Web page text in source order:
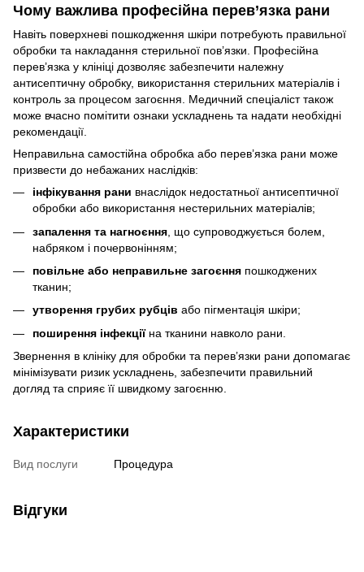
Чому важлива професійна перев’язка рани
Навіть поверхневі пошкодження шкіри потребують правильної
обробки та накладання стерильної пов’язки. Професійна
перев’язка у клініці дозволяє забезпечити належну
антисептичну обробку, використання стерильних матеріалів і
контроль за процесом загоєння. Медичний спеціаліст також
може вчасно помітити ознаки ускладнень та надати необхідні
рекомендації.
Неправильна самостійна обробка або перев’язка рани може
призвести до небажаних наслідків:
інфікування рани внаслідок недостатньої антисептичної
обробки або використання нестерильних матеріалів;
запалення та нагноєння , що супроводжується болем,
набряком і почервонінням;
повільне або неправильне загоєння пошкоджених
тканин;
утворення грубих рубців або пігментація шкіри;
поширення інфекціїна тканини навколо рани.
Звернення в клініку для обробки та перев’язки рани допомагає
мінімізувати ризик ускладнень, забезпечити правильний
догляд та сприяє її швидкому загоєнню.
Характеристики
Вид послуги Процедура
Відгуки